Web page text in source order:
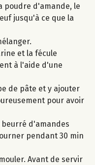
poudre d'amande, le
jusqu'à ce que la
et la fécule
à l'aide d'une
de pâte et y ajouter
pour avoir
d'amandes
pendant 30 min
Avant de servir